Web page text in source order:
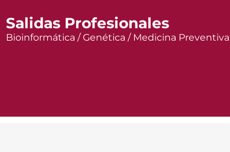
Salidas Profesionales
Bioinformática / Genética / Medicina